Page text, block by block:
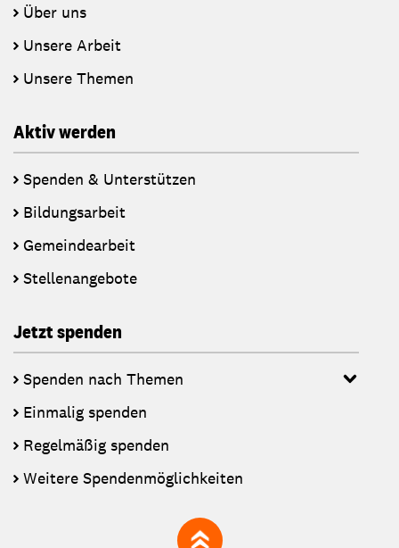
Über uns
Unsere Arbeit
Unsere Themen
Aktiv werden
Spenden & Unterstützen
Bildungsarbeit
Gemeindearbeit
Stellenangebote
Jetzt spenden
Spenden nach Themen
Einmalig spenden
Regelmäßig spenden
Weitere Spendenmöglichkeiten